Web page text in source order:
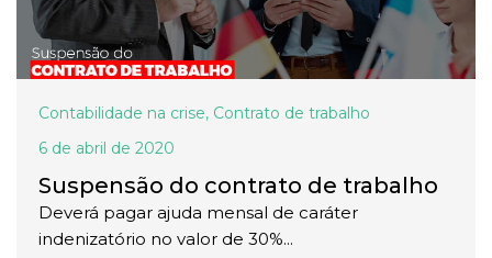
Contabilidade na crise, Contrato de trabalho
6 de abril de 2020
Suspensão do contrato de trabalho
Deverá pagar ajuda mensal de caráter
indenizatório no valor de 30%...